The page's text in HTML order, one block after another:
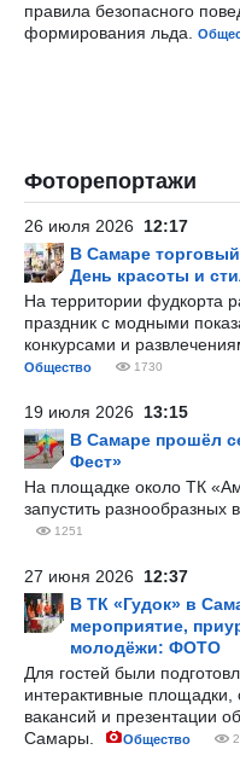
правила безопасного
формирования льда.
Фоторепортажи
26 июля 2026 12:17
В Самаре
День красоты и
На территории фудкорта
праздник с модными
конкурсами и
Общество 1730
19 июля 2026 13:15
В Самаре прошёл
Фест»
На площадке около ТК
запустить разнообразных
1251
27 июня 2026 12:37
В ТК «Гудок» в
мероприятие,
молодёжи: ФОТО
Для гостей были
интерактивные площадки,
вакансий и презентации
Самары.
Общество